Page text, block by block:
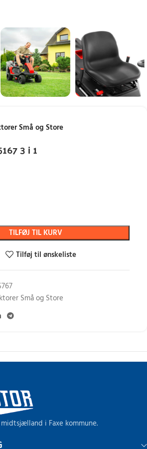
Små og Store
3 i 1
TILFØJ TIL KURV
Tilføj til ønskeliste
Små og Store
i Faxe kommune.